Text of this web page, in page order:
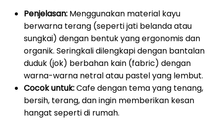
Penjelasan: Menggunakan material kayu
berwarna terang (seperti jati belanda atau
sungkai) dengan bentuk yang ergonomis dan
organik. Seringkali dilengkapi dengan bantalan
duduk (jok) berbahan kain (fabric) dengan
warna-warna netral atau pastel yang lembut.
Cocok untuk:Cafe dengan tema yang tenang,
bersih, terang, dan ingin memberikan kesan
hangat seperti di rumah.